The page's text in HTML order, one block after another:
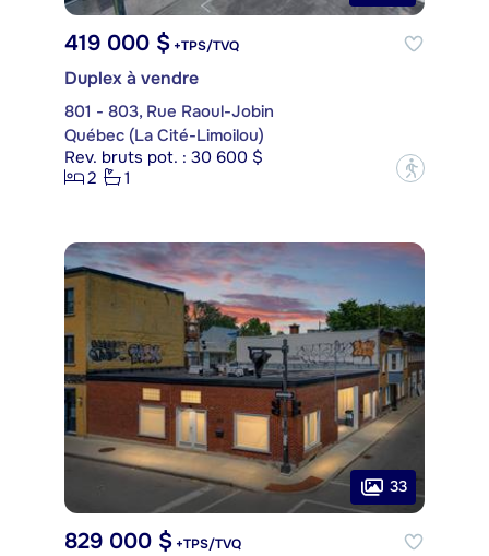
419 000 $ +TPS/TVQ
Duplex à vendre
801 - 803, Rue Raoul-Jobin
Québec (La Cité-Limoilou)
Rev. bruts pot. : 30 600 $
2
1 ?
33
829 000 $ +TPS/TVQ